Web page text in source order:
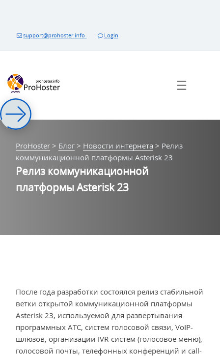
support@prohoster.info Login
☰
ProHoster > Блог > Новости интернета > Релиз
коммуникационной платформы Asterisk 23
Релиз коммуникационной
платформы Asterisk 23
После года разработки состоялся релиз стабильной
ветки открытой коммуникационной платформы
Asterisk 23, используемой для развёртывания
программных АТС, систем голосовой связи, VoIP-
шлюзов, организации IVR-систем (голосовое меню),
голосовой почты, телефонных конференций и call-